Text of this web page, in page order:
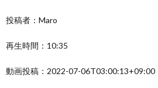
投稿者：Maro
再生時間：10:35
動画投稿：2022-07-06T03:00:13+09:00